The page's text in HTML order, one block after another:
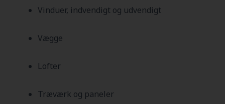
Vinduer, indvendigt og udvendigt
Vægge
Lofter
Træværk og paneler